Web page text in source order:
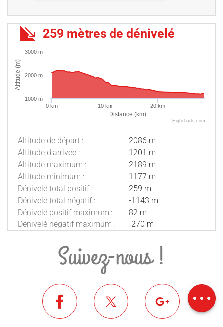
Dénivelé
259 mètres de dénivelé
Distance (km)
Altitude (m)
0 km 10 km 20 km
1000 m
2000 m
3000 m
Highcharts.com
Altitude de départ :
2086 m
Altitude d'arrivée :
1201 m
Altitude maximum :
2189 m
Altitude minimum :
1177 m
Dénivelé total positif :
259 m
Dénivelé total négatif :
-1143 m
Dénivelé positif maximum :
82 m
Dénivelé négatif maximum :
-270 m
Suivez-nous !